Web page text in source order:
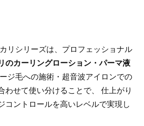
リシリーズは、プロフェッショナル
のカーリングローション・パーマ液
ジ毛への施術・超音波アイロンでの
わせて使い分けることで、 仕上がり
コントロールを高いレベルで実現し